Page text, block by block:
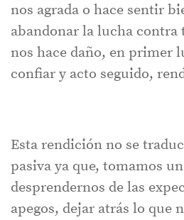
nos agrada o hace sentir
abandonar la lucha contra
nos hace daño, en primer
confiar y acto seguido,
Esta rendición no se
pasiva ya que, tomamos
desprendernos de las
apegos, dejar atrás lo que